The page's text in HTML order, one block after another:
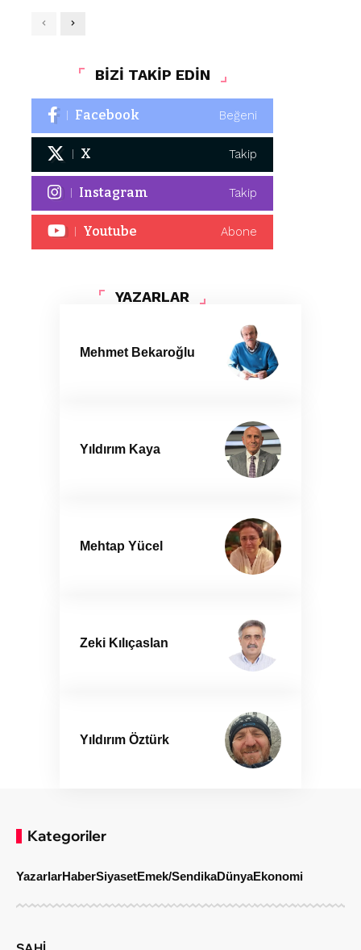
BİZİ TAKİP EDİN
Facebook Beğeni
X Takip
Instagram Takip
Youtube Abone
YAZARLAR
Mehmet Bekaroğlu
Yıldırım Kaya
Mehtap Yücel
Zeki Kılıçaslan
Yıldırım Öztürk
Kategoriler
YazarlarHaberSiyasetEmek/SendikaDünyaEkonomi